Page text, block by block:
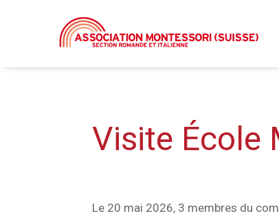
Visite École
Le 20 mai 2026, 3 membres du